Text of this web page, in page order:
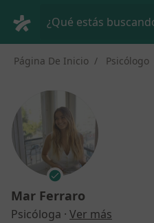
¿Qué estás
Página De Inicio Psicólogo
Mar Ferraro
Psicóloga · Ver más